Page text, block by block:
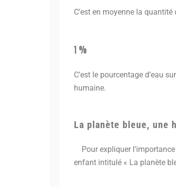
C’est en moyenne la
1 %
C’est le pourcentage d’eau
humaine.
La planète bleue, une
Pour expliquer
enfant intitulé « La planète